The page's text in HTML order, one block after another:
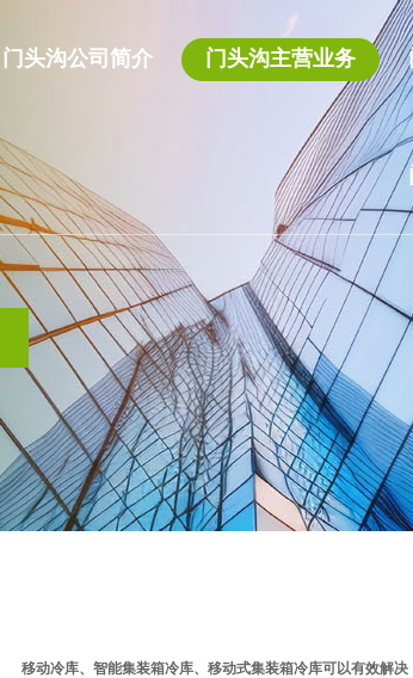
门头沟公司简介 门头沟主营业务
移动冷库、智能集装箱冷库、移动式集装箱冷库可以有效解